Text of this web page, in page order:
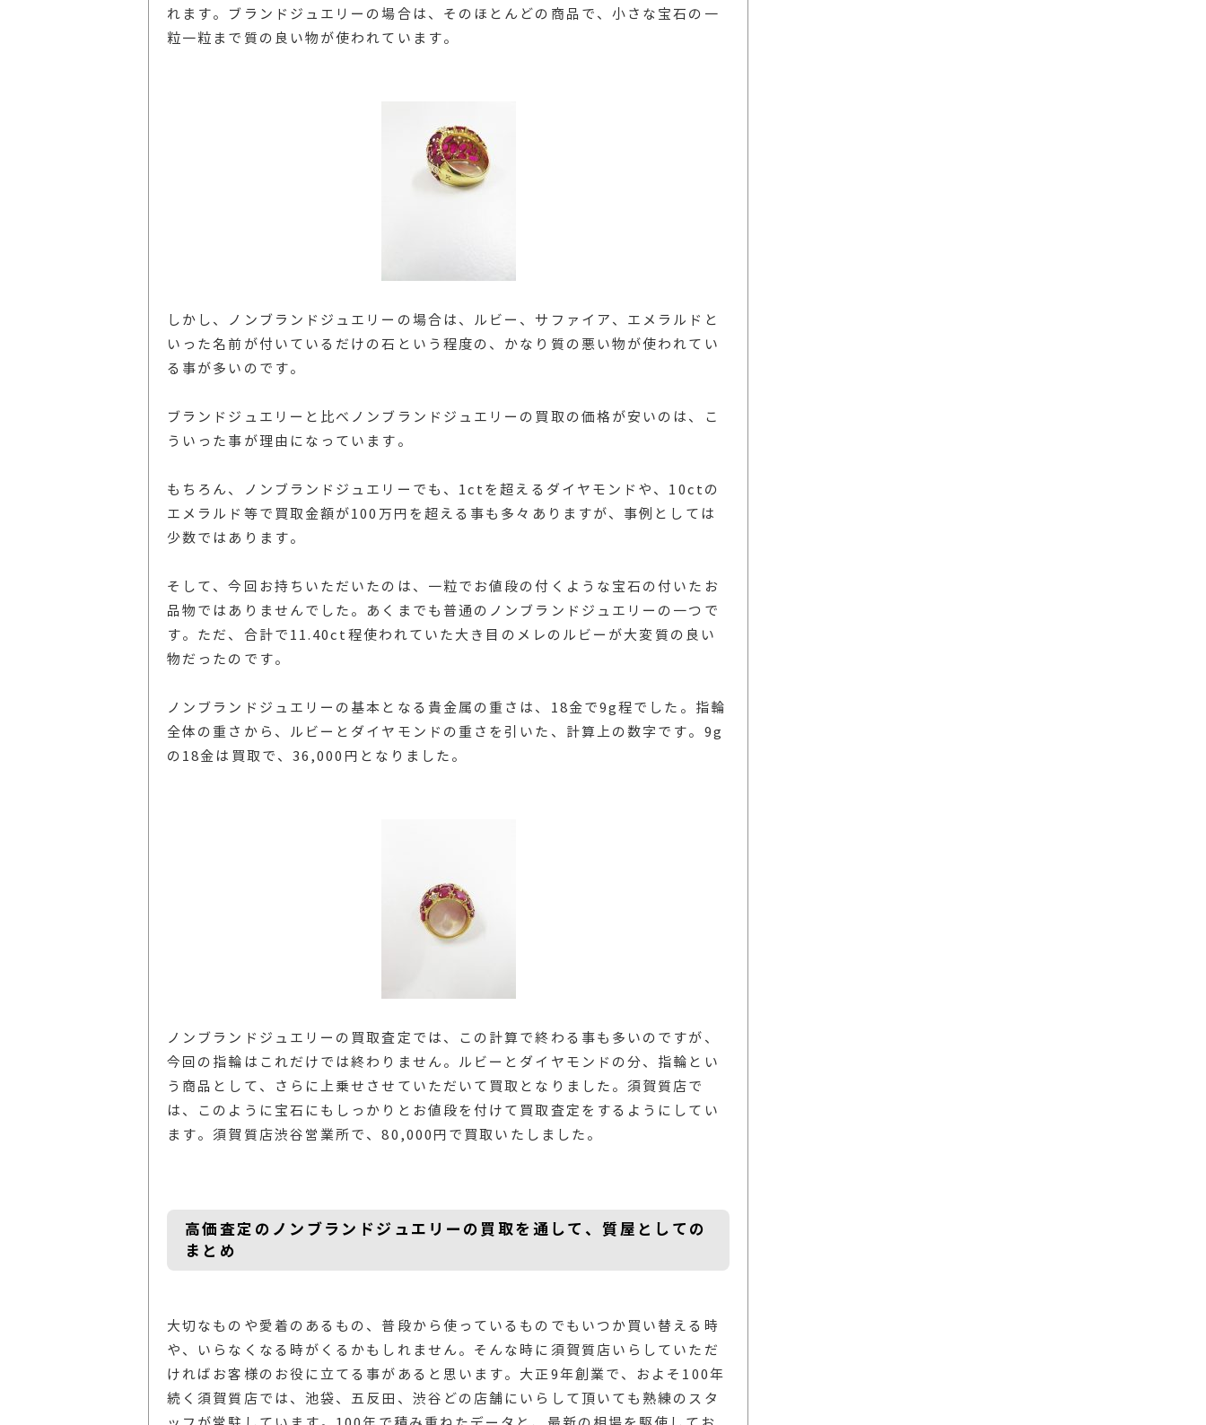
れます。ブランドジュエリーの場合は、そのほとんどの商品で、小さな宝石の一
粒一粒まで質の良い物が使われています。
しかし、ノンブランドジュエリーの場合は、ルビー、サファイア、エメラルドと
いった名前が付いているだけの石という程度の、かなり質の悪い物が使われてい
る事が多いのです。
ブランドジュエリーと比べノンブランドジュエリーの買取の価格が安いのは、こ
ういった事が理由になっています。
もちろん、ノンブランドジュエリーでも、1ctを超えるダイヤモンドや、10ctの
エメラルド等で買取金額が100万円を超える事も多々ありますが、事例としては
少数ではあります。
そして、今回お持ちいただいたのは、一粒でお値段の付くような宝石の付いたお
品物ではありませんでした。あくまでも普通のノンブランドジュエリーの一つで
す。ただ、合計で11.40ct程使われていた大き目のメレのルビーが大変質の良い
物だったのです。
ノンブランドジュエリーの基本となる貴金属の重さは、18金で9g程でした。指輪
全体の重さから、ルビーとダイヤモンドの重さを引いた、計算上の数字です。9g
の18金は買取で、36,000円となりました。
ノンブランドジュエリーの買取査定では、この計算で終わる事も多いのですが、
今回の指輪はこれだけでは終わりません。ルビーとダイヤモンドの分、指輪とい
う商品として、さらに上乗せさせていただいて買取となりました。須賀質店で
は、このように宝石にもしっかりとお値段を付けて買取査定をするようにしてい
ます。須賀質店渋谷営業所で、80,000円で買取いたしました。
高価査定のノンブランドジュエリーの買取を通して、質屋としての
まとめ
大切なものや愛着のあるもの、普段から使っているものでもいつか買い替える時
や、いらなくなる時がくるかもしれません。そんな時に須賀質店いらしていただ
ければお客様のお役に立てる事があると思います。大正9年創業で、およそ100年
続く須賀質店では、池袋、五反田、渋谷どの店舗にいらして頂いても熟練のスタ